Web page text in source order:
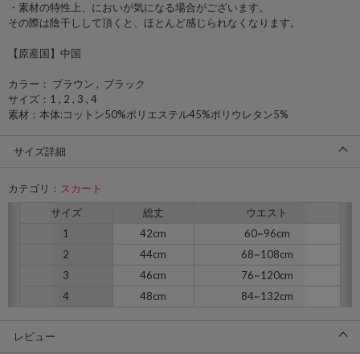
・素材の特性上、においが気になる場合がございます。
その際は陰干しして頂くと、ほとんど感じられなくなります。
【原産国】中国
カラー： ブラウン , ブラック
サイズ：1 , 2 , 3 , 4
素材：本体:コットン50%ポリエステル45%ポリウレタン5%
サイズ詳細
カテゴリ： スカート
サイズ
総丈
ウエスト
1
42cm
60~96cm
2
44cm
68~108cm
3
46cm
76~120cm
4
48cm 84~132cm
レビュー